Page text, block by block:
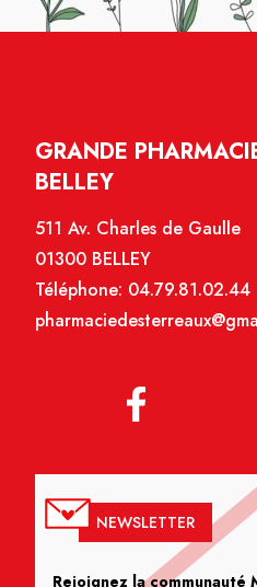
GRANDE
BELLEY
511 Av. Charles de Gaulle
01300 BELLEY
Téléphone: 04.79.81.02.44
NEWSLETTER
Rejoignez la communauté